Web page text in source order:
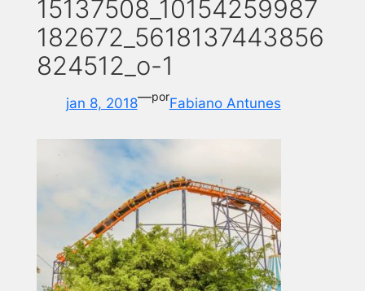
15137508_10154259987
182672_5618137443856
824512_o-1
jan 8, 2018—porFabiano Antunes